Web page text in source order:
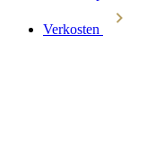
Verkosten